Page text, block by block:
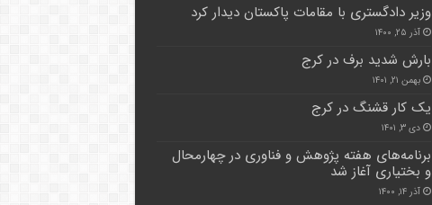
وزیر دادگستری با مقامات پاکستان دیدار کرد
آذر ۲۵, ۱۴۰۰
بارش شدید برف در کرج
بهمن ۲۱, ۱۴۰۱
یک کار قشنگ در کرج
دی ۳, ۱۴۰۱
برنامه‌های هفته پژوهش و فناوری در چهارمحال
و بختیاری آغاز شد
آذر ۱۴, ۱۴۰۰